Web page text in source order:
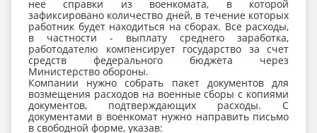
нее справки из военкомата, в которой
зафиксировано количество дней, в течение которых
работник будет находиться на сборах. Все расходы,
в частности - выплату среднего заработка,
работодателю компенсирует государство за счет
средств федерального бюджета через
Министерство обороны.
Компании нужно собрать пакет документов для
возмещения расходов на военные сборы с копиями
документов, подтверждающих расходы. С
документами в военкомат нужно направить письмо
в свободной форме, указав: